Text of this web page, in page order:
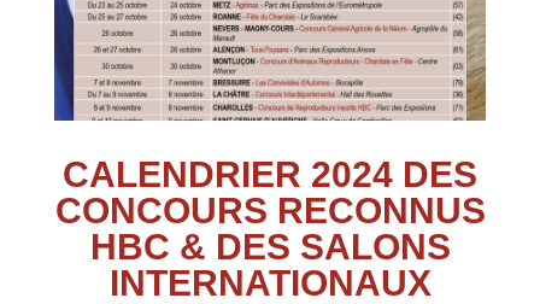
CALENDRIER 2024 DES
CONCOURS RECONNUS
HBC & DES SALONS
INTERNATIONAUX